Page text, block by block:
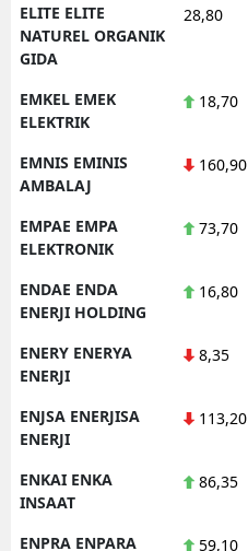
ELITE ELITE
NATUREL ORGANIK
GIDA
28,80
EMKEL EMEK
ELEKTRIK
18,70
EMNIS EMINIS
AMBALAJ
160,90
EMPAE EMPA
ELEKTRONIK
73,70
ENDAE ENDA
ENERJI HOLDING
16,80
ENERY ENERYA
ENERJI
8,35
ENJSA ENERJISA
ENERJI
113,20
ENKAI ENKA
INSAAT
86,35
ENPRA ENPARA
59,10